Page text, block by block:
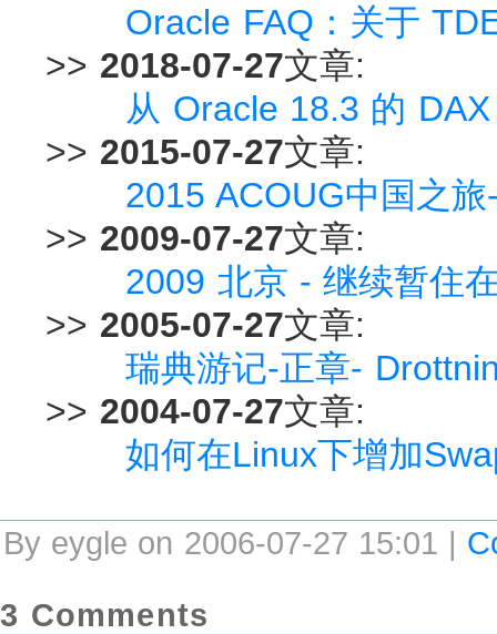
Oracle FAQ：关于
>> 2018-07-27文章:
从 Oracle 18.3 的
>> 2015-07-27文章:
2015 ACOUG中国之
>> 2009-07-27文章:
2009 北京 - 继续暂住
>> 2005-07-27文章:
瑞典游记-正章-
>> 2004-07-27文章:
如何在Linux下增加
By eygle on 2006-07-27 15:01 |
3 Comments